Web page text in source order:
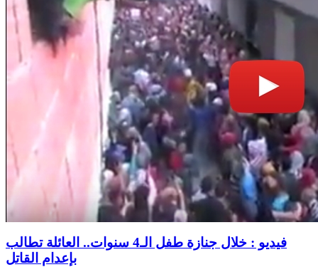
فيديو : خلال جنازة طفل الـ4 سنوات.. العائلة تطالب
بإعدام القاتل